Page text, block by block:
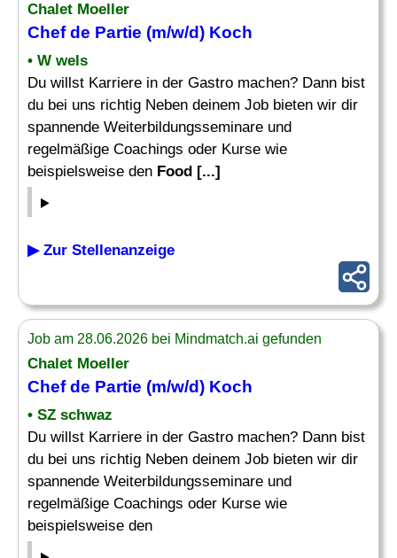
Chalet Moeller
Chef de Partie (m/w/d) Koch
• W wels
Du willst Karriere in der Gastro machen? Dann bist
du bei uns richtig Neben deinem Job bieten wir dir
spannende Weiterbildungsseminare und
regelmäßige Coachings oder Kurse wie
beispielsweise den Food [...]
▶ Zur Stellenanzeige
Job am 28.06.2026 bei Mindmatch.ai gefunden
Chalet Moeller
Chef de Partie (m/w/d) Koch
• SZ schwaz
Du willst Karriere in der Gastro machen? Dann bist
du bei uns richtig Neben deinem Job bieten wir dir
spannende Weiterbildungsseminare und
regelmäßige Coachings oder Kurse wie
beispielsweise den